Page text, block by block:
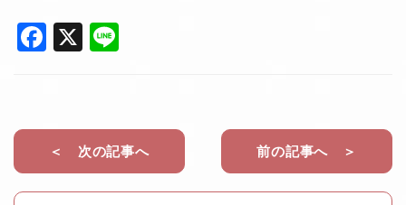
F
e
b
o
X
＜ 次の記事へ 前の記事へ ＞